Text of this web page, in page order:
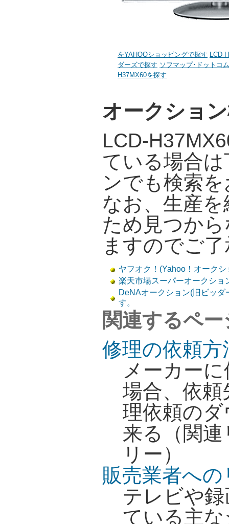
をYAHOOショッピングで探す LCD-
ダーズで探す ソフマップ･ドットコ
H37MX60を探す
オークショ
LCD-
ている場合
ンでも検索
なお、生産
ため見つか
ますのでご
ヤフオク！(Yahoo！オーク
楽天市場スーパーオークショ
DeNAオークション(旧ビッ
す。
関連するペー
修理の依頼方
メーカー
場合、依頼
理依頼の
来る（関
リー）
販売業者へ
テレビや
ている主